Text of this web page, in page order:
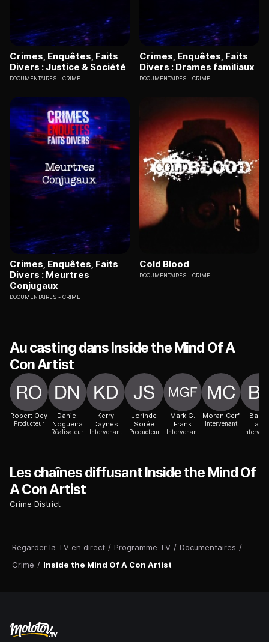
Regarder la TV en direct / Programme TV / Documentaires /
Crime / Inside the Mind Of A Con Artist
Crimes, Enquêtes, Faits
Divers : Justice & Société
DOCUMENTAIRES CRIME
Crimes, Enquêtes, Faits
Divers : Drames familiaux
DOCUMENTAIRES CRIME
Crimes, Enquêtes, Faits
Divers : Meurtres
Conjugaux
DOCUMENTAIRES CRIME
Cold Blood
DOCUMENTAIRES CRIME
Au casting dans Inside the Mind Of A
Con Artist
Robert Oey
Producteur
Daniel
Nogueira
Réalisateur
Kerry
Daynes
Intervenant
Jorinde
Sorée
Producteur
Mark G.
Frank
Intervenant
Moran Cerf
Intervenant
Layic
Les chaînes diffusant Inside the Mind Of
A Con Artist
Crime District